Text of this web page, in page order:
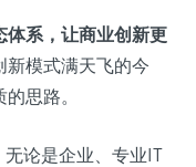
体系，让商业创新更
新模式满天飞的今
思路。
论是企业、专业IT